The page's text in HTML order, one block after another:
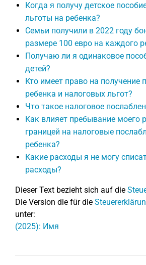
Когда я получу детское
льготы на ребенка?
Семьи получили в 2022 году
размере 100 евро на каждого
Получаю ли я одинаковое
детей?
Кто имеет право на получение
ребенка и налоговых льгот?
Что такое налоговое
Как влияет пребывание моего
границей на налоговые
ребенка?
Какие расходы я не могу
расходы?
Dieser Text bezieht sich auf die
Die Version die für die
unter:
(2025): Имя